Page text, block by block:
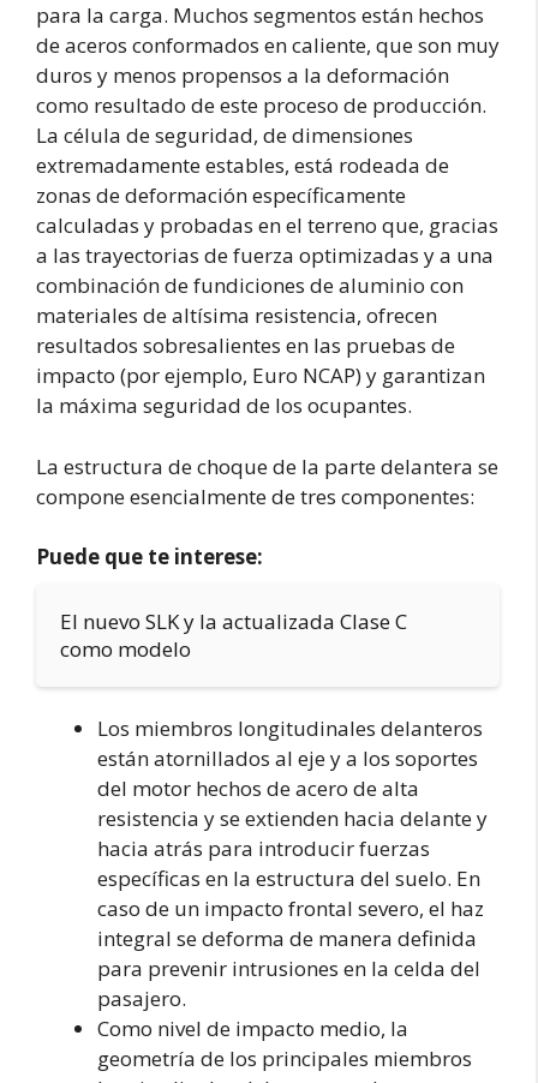
para la carga. Muchos segmentos están hechos
de aceros conformados en caliente, que son muy
duros y menos propensos a la deformación
como resultado de este proceso de producción.
La célula de seguridad, de dimensiones
extremadamente estables, está rodeada de
zonas de deformación específicamente
calculadas y probadas en el terreno que, gracias
a las trayectorias de fuerza optimizadas y a una
combinación de fundiciones de aluminio con
materiales de altísima resistencia, ofrecen
resultados sobresalientes en las pruebas de
impacto (por ejemplo, Euro NCAP) y garantizan
la máxima seguridad de los ocupantes.
La estructura de choque de la parte delantera se
compone esencialmente de tres componentes:
Puede que te interese:
El nuevo SLK y la actualizada Clase C
como modelo
Los miembros longitudinales delanteros
están atornillados al eje y a los soportes
del motor hechos de acero de alta
resistencia y se extienden hacia delante y
hacia atrás para introducir fuerzas
específicas en la estructura del suelo. En
caso de un impacto frontal severo, el haz
integral se deforma de manera definida
para prevenir intrusiones en la celda del
pasajero.
Como nivel de impacto medio, la
geometría de los principales miembros